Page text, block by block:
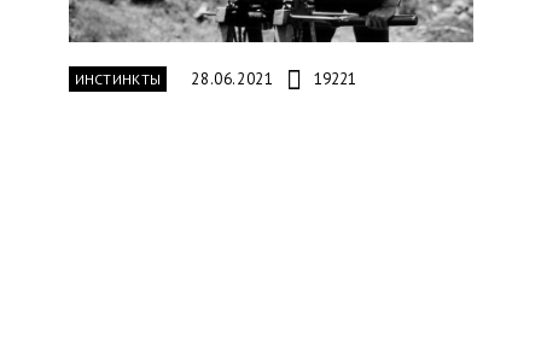
ИНСТИНКТЫ 28.06.2021 19221